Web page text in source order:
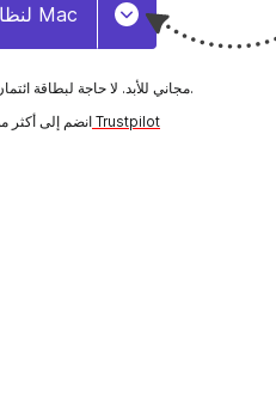
تأهيل
الفيديوهات الفورية.
احصل على ScreenRec لنظام Mac
Toggle
مجاني للأبد. لا حاجة لبطاقةعملية تحميل وما زال العدد في ازدياد.
انضم إلى أكثر من 1,000 عميل راضٍ. تقييماتنا على Trustpilot